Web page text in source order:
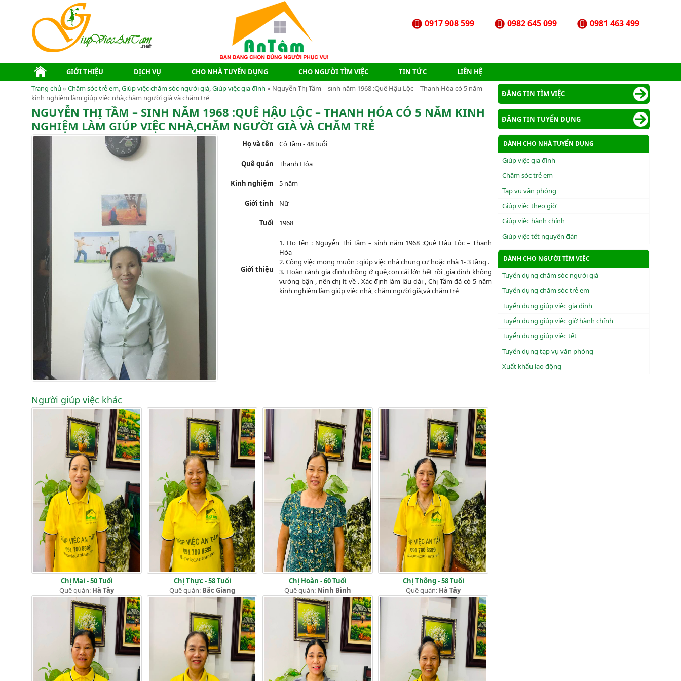
0981 463 499
0982 645 099
0917 908 599
GIỚI THIỆU DỊCH VỤ CHO NHÀ TUYỂN DỤNG CHO NGƯỜI TÌM VIỆC TIN TỨC
LIÊN HỆ
Trang chủ » Chăm sóc trẻ em,Giúp việc chăm sóc người già,Giúp việc gia đình » Nguyễn Thị Tầm – sinh năm 1968 :Quê Hậu Lộc – Thanh Hóa có 5 năm
kinh nghiệm làm giúp việc nhà,chăm người già và chăm trẻ
NGUYỄN THỊ TẦM – SINH NĂM 1968 :QUÊ HẬU LỘC – THANH HÓA CÓ 5 NĂM KINH
NGHIỆM LÀM GIÚP VIỆC NHÀ,CHĂM NGƯỜI GIÀ VÀ CHĂM TRẺ
Họ và tên Cô Tầm - 48 tuổi
Quê quán Thanh Hóa
Kinh nghiệm 5 năm
Giới tính Nữ
Tuổi 1968
Giới thiệu
1. Họ Tên : Nguyễn Thị Tầm – sinh năm 1968 :Quê Hậu Lộc – Thanh
Hóa
2. Công việc mong muốn : giúp việc nhà chung cư hoặc nhà 1- 3 tầng .
3. Hoàn cảnh gia đình chồng ở quê,con cái lớn hết rồi ,gia đình không
vướng bận , nên chị ít về . Xác định làm lâu dài , Chị Tầm đã có 5 năm
kinh nghiệm làm giúp việc nhà, chăm người già,và chăm trẻ
Người giúp việc khác
Chị Mai - 50 Tuổi
Quê quán: Hà Tây
Chị Thực - 58 Tuổi
Quê quán: Bắc Giang
Chị Hoàn - 60 Tuổi
Quê quán: Ninh Bình
Chị Thông - 58 Tuổi
Quê quán: Hà Tây
ĐĂNG TIN TÌM VIỆC
ĐĂNG TIN TUYỂN DỤNG
DÀNH CHO NHÀ TUYỂN DỤNG
Giúp việc gia đình
Chăm sóc trẻ em
Tạp vụ văn phòng
Giúp việc theo giờ
Giúp việc hành chính
Giúp việc tết nguyên đán
DÀNH CHO NGƯỜI TÌM VIỆC
Tuyển dụng chăm sóc người già
Tuyển dụng chăm sóc trẻ em
Tuyển dụng giúp việc gia đình
Tuyển dụng giúp việc giờ hành chính
Tuyển dụng giúp việc tết
Tuyển dụng tạp vụ văn phòng
Xuẩt khẩu lao động